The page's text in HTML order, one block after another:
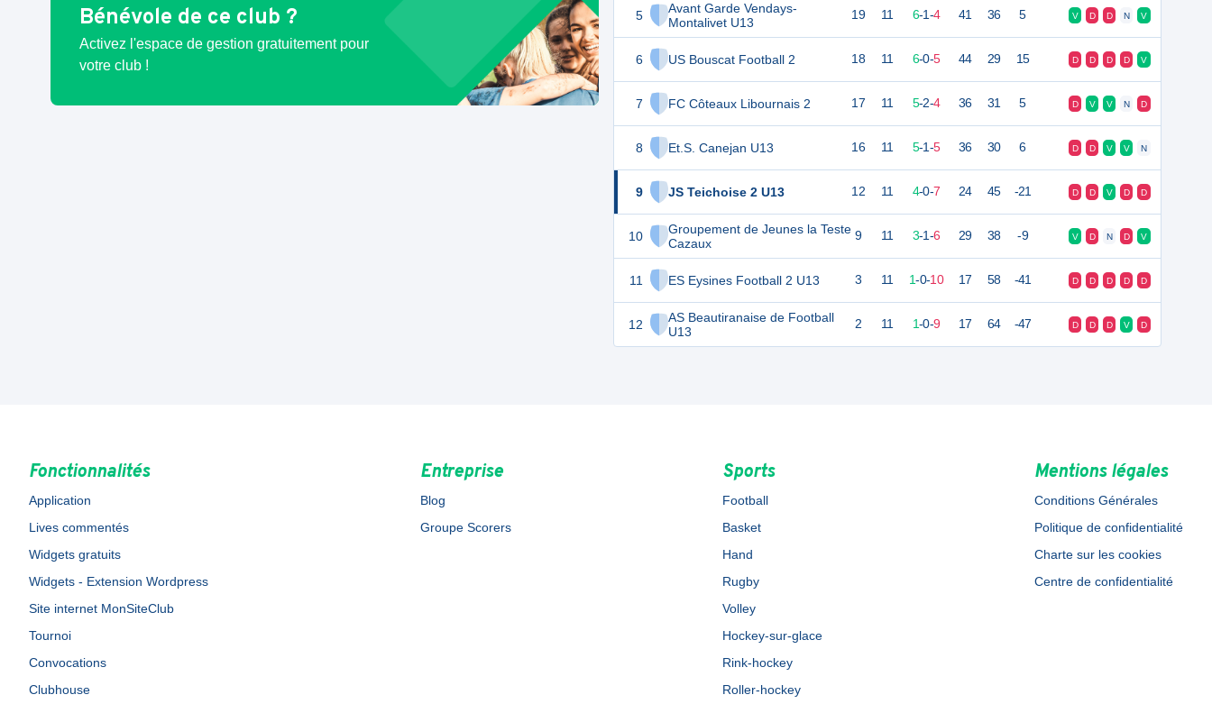
Bénévole de ce club ?
Activez l'espace de gestion gratuitement pour
votre club !
5
Avant Garde Vendays-
Montalivet U13
6 US Bouscat Football 2
7 FC Côteaux Libournais 2
8 Et.S. Canejan U13
9 JS Teichoise 2 U13
10
Groupement de Jeunes la Teste
Cazaux
11 ES Eysines Football 2 U13
12
AS Beautiranaise de Football
U13
19 11 6-1-4 41 36 5 V D D N V
18 11 6-0-5 44 29 15 D D D D V
17 11 5-2-4 36 31 5 D V V N D
16 11 5-1-5 36 30 6 D D V V N
12 11 4-0-7 24 45 -21 D D V D D
9 11 3-1-6 29 38 -9 V D N D V
3 11 1-0-10 17 58 -41 D D D D D
2 11 1-0-9 17 64 -47 D D D V D
Fonctionnalités
Application
Lives commentés
Widgets gratuits
Widgets - Extension Wordpress
Site internet MonSiteClub
Tournoi
Convocations
Clubhouse
Entreprise
Blog
Groupe Scorers
Sports
Football
Basket
Hand
Rugby
Volley
Hockey-sur-glace
Rink-hockey
Roller-hockey
Mentions légales
Conditions Générales
Politique de confidentialité
Charte sur les cookies
Centre de confidentialité